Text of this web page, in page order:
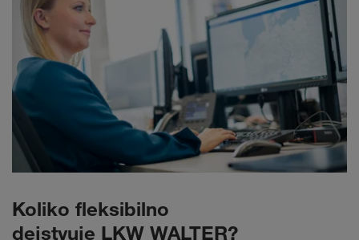
Koliko fleksibilno
dejstvuje LKW WALTER?